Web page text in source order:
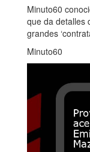
Minuto60
que da detalles
grandes
Minuto60